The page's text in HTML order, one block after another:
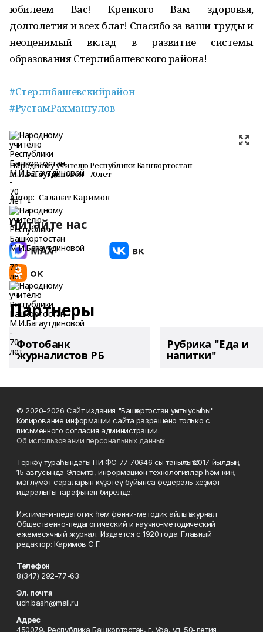
юбилеем Вас! Крепкого Вам здоровья,
долголетия и всех благ! Спасибо за ваши труды и
неоценимый вклад в развитие системы
образования Стерлибашевского района!
#Стерлибашевскийрайон
#РустамРахмангулов
Народному учителю Республики Башкортостан
М.И.Багаутдиновой - 70 лет
Автор: Салават Каримов
Читайте нас
Партнеры
Фотобанк
журналистов РБ
Рубрика "Еда и
напитки"
© 2020-2026 Сайт издания "Башҡортостан уҡытыусыһы"
Копирование информации сайта разрешено только с
письменного согласия администрации.
Об использовании персональных данных
Теркәү тураһындағы ПИ ФС 77‑70646‑сы таныҡлыҡ 2017 йылдың
15 авгусында Элемтә, информацион технологиялар һәм киң
мәғлүмәт сараларын күҙәтеү буйынса федераль хеҙмәт
идаралығы тарафынан бирелде.
Ижтимағи-педагогик һәм фәнни-методик айлыҡ журнал
Общественно-педагогический и научно-методический
ежемесячный журнал. Издается с 1920 года. Главный
редактор: Каримов С.Г.
Телефон
8(347) 292-77-63
Эл. почта
uch.bash@mail.ru
Адрес
450079, Республика Башкортостан, г. Уфа, ул. 50-летия